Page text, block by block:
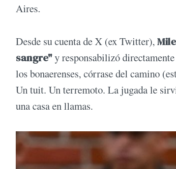
Aires.
Desde su cuenta de X (ex Twitter),
sangre"y responsabilizó
los bonaerenses, córrase del camino
Un tuit. Un terremoto. La jugada le
una casa en llamas.